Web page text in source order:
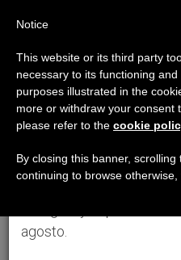
Aviso
Del 27 de julio al 7 de
anual, aprovechando que
se generan menos
agosto.
Notice
This website or its third party
necessary to its functioning
purposes illustrated in the
more or withdraw your consent
please refer to the cookie
By closing this banner,
continuing to browse